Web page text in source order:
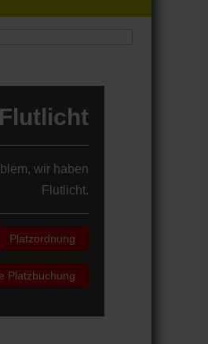
wir haben
Flutlicht.
Platzordnung
Platzbuchung